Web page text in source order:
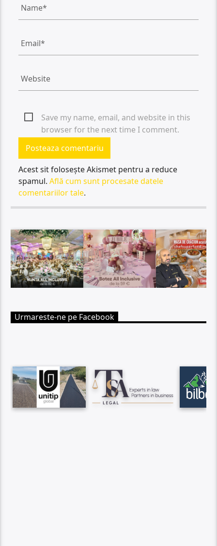
Save my name, email, and website in this
browser for the next time I comment.
Acest sit folosește Akismet pentru a reduce
spamul.Află cum sunt procesate datele
comentariilor tale.
Urmareste-ne pe Facebook